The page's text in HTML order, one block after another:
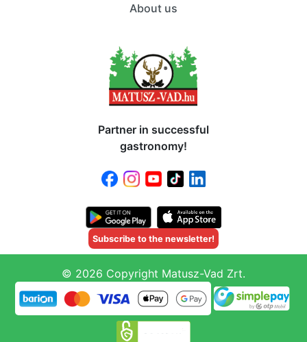
About us
Partner in successful
gastronomy!
Subscribe to the newsletter!
© 2026 Copyright Matusz-Vad Zrt.